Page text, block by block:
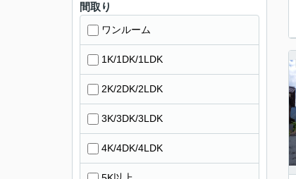
間取り
ワンルーム
1K/1DK/1LDK
2K/2DK/2LDK
3K/3DK/3LDK
4K/4DK/4LDK